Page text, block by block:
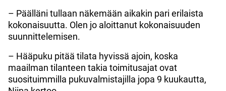
– Päälläni tullaan näkemään aikakin pari erilaista
kokonaisuutta. Olen jo aloittanut kokonaisuuden
suunnittelemisen.
– Hääpuku pitää tilata hyvissä ajoin, koska
maailman tilanteen takia toimitusajat ovat
suosituimmilla pukuvalmistajilla jopa 9 kuukautta,